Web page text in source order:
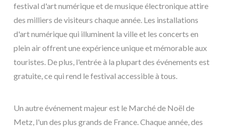
festival d'art numérique et de musique électronique attire
des milliers de visiteurs chaque année. Les installations
d'art numérique qui illuminent la ville et les concerts en
plein air offrent une expérience unique et mémorable aux
touristes. De plus, l'entrée à la plupart des événements est
gratuite, ce qui rend le festival accessible à tous.
Un autre événement majeur est le Marché de Noël de
Metz, l'un des plus grands de France. Chaque année, des